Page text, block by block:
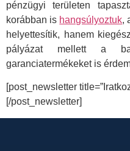
pénzügyi területen
korábban is hangsúlyoztuk,
helyettesítik, hanem
pályázat mellett a
garanciatermékeket is
[post_newsletter
[/post_newsletter]